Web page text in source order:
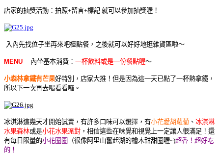
店家的抽獎活動：拍照+留言+標記 就可以參加抽獎喔！
入內先找位子坐再來吧檯點餐，之後就可以好好地逛雜貨區啦～
MENU 內坐基本消費： 一杯飲料或是一份餐點喔～
小森林拿鐵有芒果好特別，店家大推！但是因為這一天已點了一杯熱拿鐵，
所以下一次再去喝看看囉 。
冰淇淋這幾天才開始試賣，有許多口味可以選擇，有小花愛胡蘿蔔 、 冰淇淋
水果森林或是小花水果派對 ， 相信這些在味覺和視覺上一定讓人很滿足！ 還
有每日限量的小花圈圈 （很像阿里山奮起湖的檜木甜甜圈喔~)超香！超好吃
的！